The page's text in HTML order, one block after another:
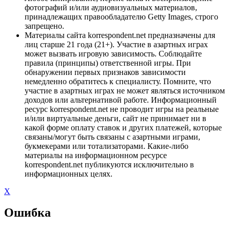
фотографий и/или аудиовизуальных материалов,
принадлежащих правообладателю Getty Images, строго
запрещено.
Материалы сайта korrespondent.net предназначены для
лиц старше 21 года (21+). Участие в азартных играх
может вызвать игровую зависимость. Соблюдайте
правила (принципы) ответственной игры. При
обнаружении первых признаков зависимости
немедленно обратитесь к специалисту. Помните, что
участие в азартных играх не может являться источником
доходов или альтернативой работе. Информационный
ресурс korrespondent.net не проводит игры на реальные
и/или виртуальные деньги, сайт не принимает ни в
какой форме оплату ставок и других платежей, которые
связаны/могут быть связаны с азартными играми,
букмекерами или тотализаторами. Какие-либо
материалы на информационном ресурсе
korrespondent.net публикуются исключительно в
информационных целях.
X
Ошибка